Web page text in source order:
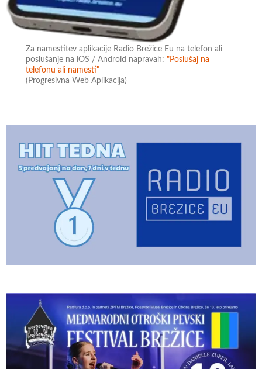
Za namestitev aplikacije Radio Brežice Eu na telefon ali
poslušanje na iOS / Android napravah:"Poslušaj na
telefonu ali namesti"
(Progresivna Web Aplikacija)